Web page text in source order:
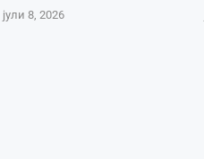
јули 8, 2026